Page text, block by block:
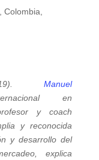
Colombia
2019).
Manuel
en
y coach
y reconocida
y desarrollo del
explica